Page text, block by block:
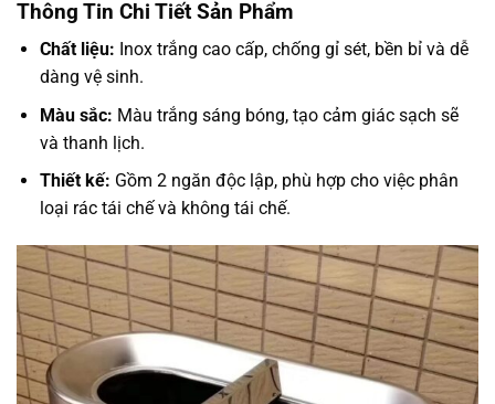
Thông Tin Chi Tiết Sản Phẩm
Chất liệu: Inox trắng cao cấp, chống gỉ sét, bền bỉ và dễ
dàng vệ sinh.
Màu sắc: Màu trắng sáng bóng, tạo cảm giác sạch sẽ
và thanh lịch.
Thiết kế: Gồm 2 ngăn độc lập, phù hợp cho việc phân
loại rác tái chế và không tái chế.